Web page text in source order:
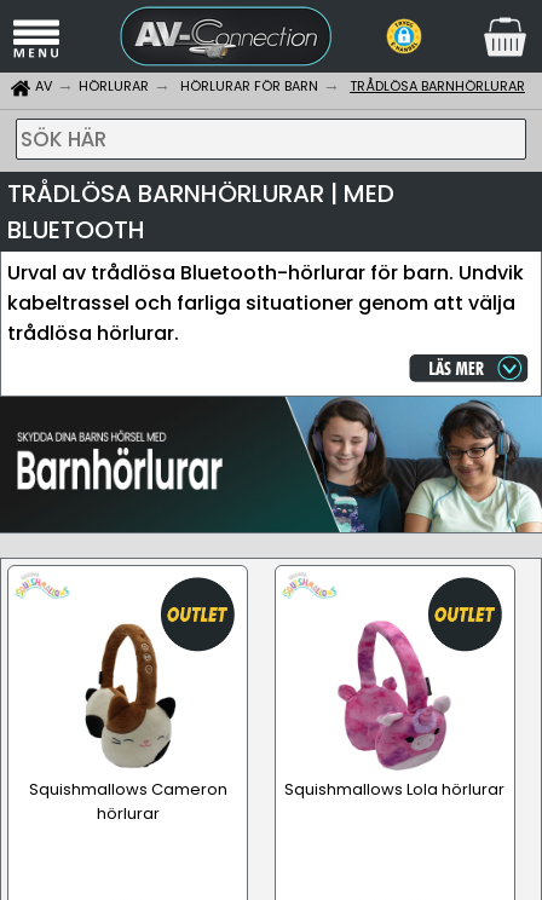
AV HÖRLURAR HÖRLURAR FÖR BARN TRÅDLÖSA BARNHÖRLURAR
SÖK HÄR
TRÅDLÖSA BARNHÖRLURAR | MED
BLUETOOTH
Urval av trådlösa Bluetooth-hörlurar för barn. Undvik
kabeltrassel och farliga situationer genom att välja
trådlösa hörlurar.
Squishmallows Cameron
hörlurar
Squishmallows Lola hörlurar